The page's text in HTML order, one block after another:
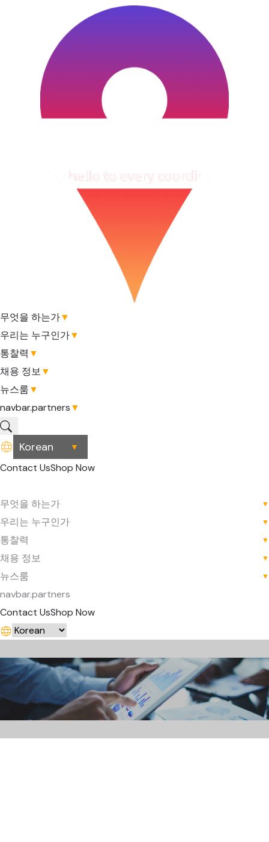
무엇을 하는가▼
우리는 누구인가▼
통찰력 ▼
채용 정보▼
뉴스룸▼
navbar.partners▼
▼
Contact UsShop Now
무엇을 하는가 ▼
우리는 누구인가 ▼
통찰력 ▼
채용 정보 ▼
뉴스룸 ▼
navbar.partners
Contact UsShop Now